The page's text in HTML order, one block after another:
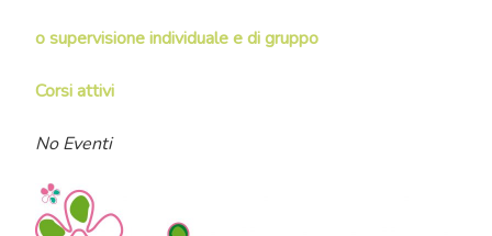
o supervisione individuale e di gruppo
Corsi attivi
No Eventi